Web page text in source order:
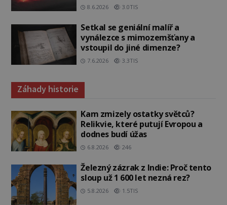
8.6.2026 3.0TIS
Setkal se geniální malíř a
vynálezce s mimozemšťany a
vstoupil do jiné dimenze?
7.6.2026 3.3TIS
Záhady historie
Kam zmizely ostatky světců?
Relikvie, které putují Evropou a
dodnes budí úžas
6.8.2026 246
Železný zázrak z Indie: Proč tento
sloup už 1 600 let nezná rez?
5.8.2026 1.5TIS